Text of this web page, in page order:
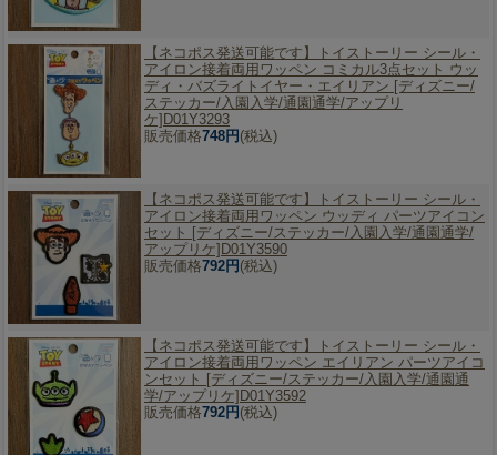
【ネコポス発送可能です】
トイストーリー シール・
アイロン接着両用ワッペン コミカル3点セット ウッ
ディ・バズライトイヤー・エイリアン [ディズニー/
ステッカー/入園入学/通園通学/アップリ
ケ]D01Y3293
販売価格748円 (税込)
【ネコポス発送可能です】
トイストーリー シール・
アイロン接着両用ワッペン ウッディ パーツアイコン
セット [ディズニー/ステッカー/入園入学/通園通学/
アップリケ]D01Y3590
販売価格792円 (税込)
【ネコポス発送可能です】
トイストーリー シール・
アイロン接着両用ワッペン エイリアン パーツアイコ
ンセット [ディズニー/ステッカー/入園入学/通園通
学/アップリケ]D01Y3592
販売価格792円 (税込)